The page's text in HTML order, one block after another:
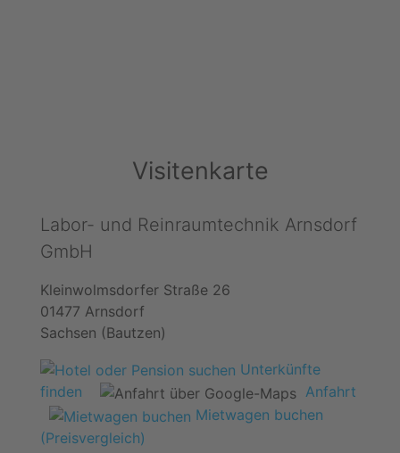
Visitenkarte
Labor- und Reinraumtechnik Arnsdorf
GmbH
Kleinwolmsdorfer Straße 26
01477 Arnsdorf
Sachsen (Bautzen)
Unterkünfte
finden
Anfahrt
Mietwagen buchen
(Preisvergleich)